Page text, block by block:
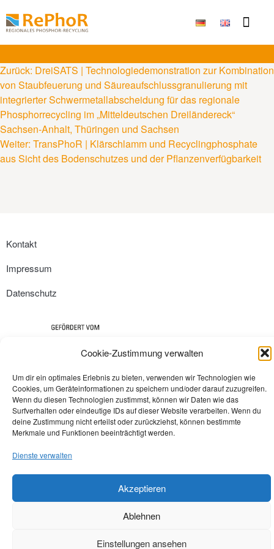
Cookie-Zustimmung verwalten
Um dir ein optimales Erlebnis zu bieten, verwenden wir Technologien wie
Cookies, um Geräteinformationen zu speichern und/oder darauf zuzugreifen.
Wenn du diesen Technologien zustimmst, können wir Daten wie das
Surfverhalten oder eindeutige IDs auf dieser Website verarbeiten. Wenn du
deine Zustimmung nicht erteilst oder zurückziehst, können bestimmte
Merkmale und Funktionen beeinträchtigt werden.
Dienste verwalten
Akzeptieren
Ablehnen
Einstellungen ansehen
Zurück: DreiSATS | Technologiedemonstration zur Kombination
von Staubfeuerung und Säureaufschlussgranulierung mit
integrierter Schwermetallabscheidung für das regionale
Phosphorrecycling im „Mitteldeutschen Dreiländereck“
Sachsen-Anhalt, Thüringen und Sachsen
Weiter: TransPhoR | Klärschlamm und Recyclingphosphate
aus Sicht des Bodenschutzes und der Pflanzenverfügbarkeit
Kontakt
Impressum
Datenschutz